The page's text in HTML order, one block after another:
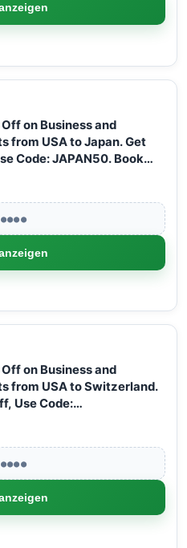
on Business and
from USA to Japan. Get
Code: JAPAN50. Book
on Business and
from USA to Switzerland.
Use Code: